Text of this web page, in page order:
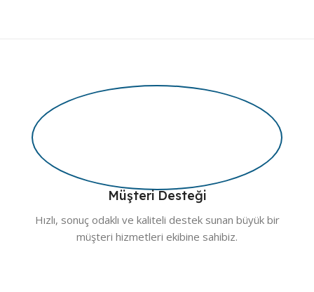
Müşteri Desteği
Hızlı, sonuç odaklı ve kaliteli destek sunan büyük bir
müşteri hizmetleri ekibine sahibiz.